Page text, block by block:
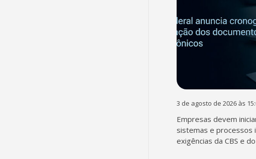
3 de agosto de 2026 às
Empresas devem
sistemas e processos
exigências da CBS e